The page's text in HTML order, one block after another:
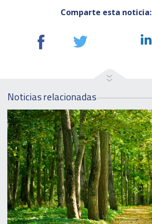
Comparte esta noticia:
Noticias relacionadas